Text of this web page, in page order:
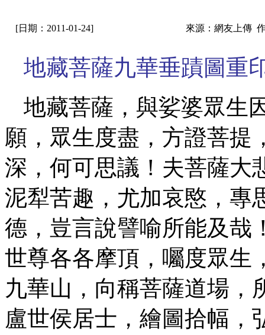
[日期：2011-01-24] 來源：網友上傳
地藏菩薩九華垂蹟圖重
地藏菩薩，與娑婆眾生
願，眾生度盡，方證菩提
深，何可思議！夫菩薩大
泥犁苦趣，尤加哀愍，專
德，豈言說譬喻所能及哉
世尊各各摩頂，囑度眾生
九華山，向稱菩薩道場，
盧世侯居士，繪圖拾幅，